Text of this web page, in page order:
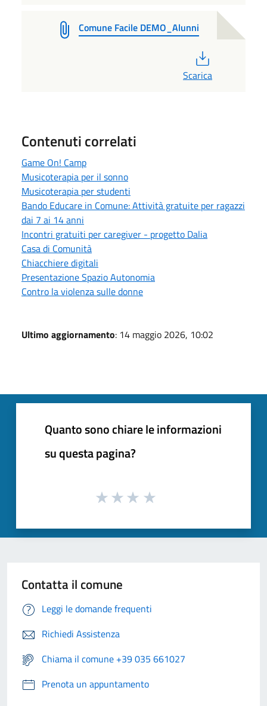
Comune Facile DEMO_Alunni
Scarica
Contenuti correlati
Game On! Camp
Musicoterapia per il sonno
Musicoterapia per studenti
Bando Educare in Comune: Attività gratuite per ragazzi
dai 7 ai 14 anni
Incontri gratuiti per caregiver - progetto Dalia
Casa di Comunità
Chiacchiere digitali
Presentazione Spazio Autonomia
Contro la violenza sulle donne
Ultimo aggiornamento: 14 maggio 2026, 10:02
Quanto sono chiare le informazioni
su questa pagina?
Contatta il comune
Leggi le domande frequenti
Richiedi Assistenza
Chiama il comune +39 035 661027
Prenota un appuntamento